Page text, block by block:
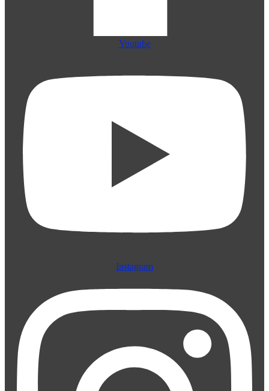
Youtube
Instagram